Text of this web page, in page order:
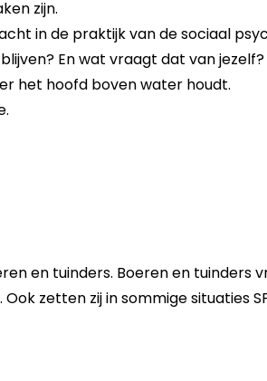
zijn.
in de praktijk van de sociaal
En wat vraagt dat van
het hoofd boven water houdt.
en tuinders. Boeren en tuinders
zetten zij in sommige situaties